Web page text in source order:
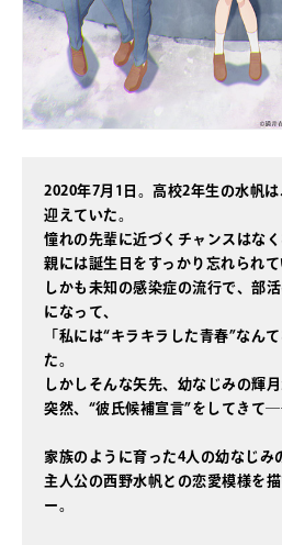
2020年7月1日。高校2年生の水帆
迎えていた。
憧れの先輩に近づくチャンスはなく
親には誕生日をすっかり忘れられ
しかも未知の感染症の流行で、部
になって、
「私には“キラキラした青春”な
た。
しかしそんな矢先、幼なじみの輝月
突然、“彼氏候補宣言”をしてきて
家族のように育った4人の幼なじみ
主人公の西野水帆との恋愛模様を
ー。